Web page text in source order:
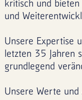
kritisch und
und
Unsere Expertise
letzten 35 Jahren
grundlegend
Unsere Werte und